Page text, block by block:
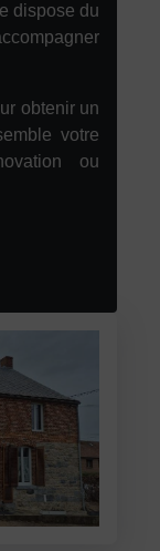
dispose du
obtenir un
votre
ou